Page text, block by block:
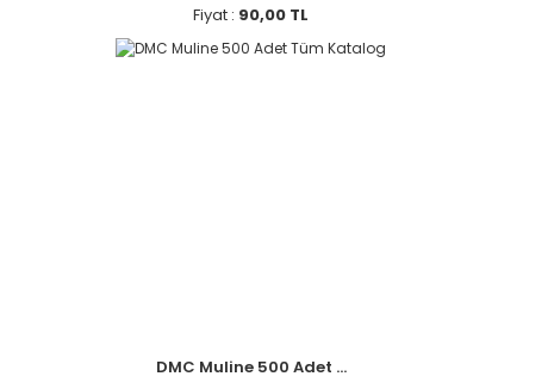
Fiyat : 90,00 TL
DMC Muline 500 Adet ...